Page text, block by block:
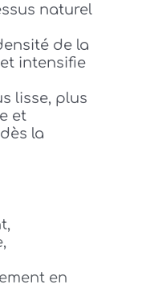
naturel
de la
intensifie
lisse, plus
et
la
en